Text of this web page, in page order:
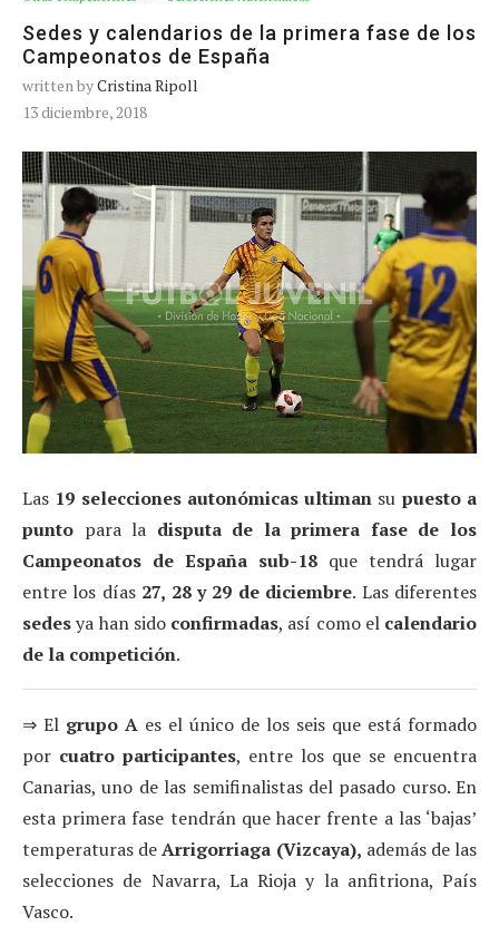
Sedes y calendarios de la primera fase de los
Campeonatos de España
written byCristina Ripoll
13 diciembre, 2018
Las 19 selecciones autonómicas ultiman su puesto a
punto para la disputa de la primera fase de los
Campeonatos de España sub-18 que tendrá lugar
entre los días 27, 28 y 29 de diciembre. Las diferentes
sedesya han sido confirmadas, así como el calendario
de la competición.
⇒ El grupo A es el único de los seis que está formado
por cuatro participantes, entre los que se encuentra
Canarias, uno de las semifinalistas del pasado curso. En
esta primera fase tendrán que hacer frente a las ‘bajas’
temperaturas deArrigorriaga (Vizcaya), además de las
selecciones de Navarra, La Rioja y la anfitriona, País
Vasco.